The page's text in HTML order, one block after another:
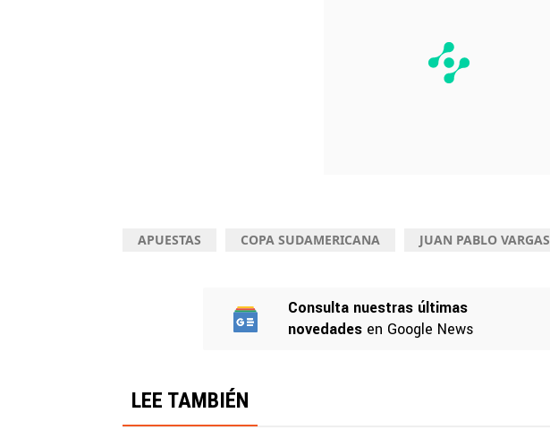
APUESTAS COPA SUDAMERICANA JUAN PABLO VARGAS
Consulta nuestras últimas
novedades en Google News
LEE TAMBIÉN